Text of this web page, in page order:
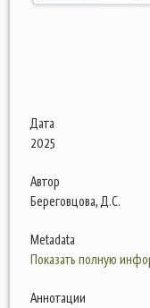
Дата
2025
Автор
Береговцова, Д.С.
Metadata
Показать полную
Аннотации